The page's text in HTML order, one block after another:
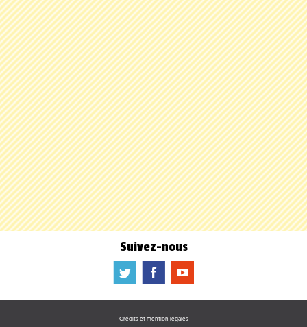
Suivez-nous
a b f
Crédits et mention légales